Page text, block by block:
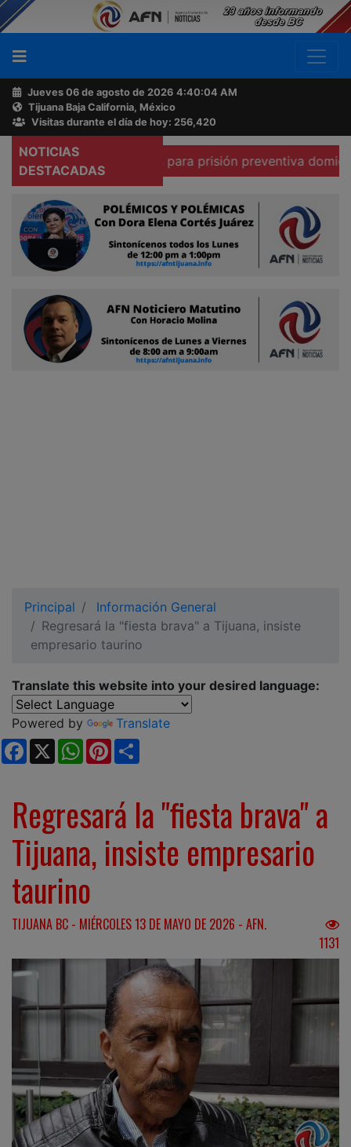
Jueves 06 de agosto de 2026 4:40:05 AM
Tijuana Baja California, México
Visitas durante el día de hoy: 256,420
NOTICIAS
DESTACADAS
condiciones para prisión preventiva domiciliaria
Principal
Información General
Regresará la "fiesta brava" a Tijuana, insiste
empresario taurino
Translate this website into your desired language:
Powered by
Translate
Facebook
X WhatsApp
Pinterest
Regresará la "fiesta brava" a
Tijuana, insiste empresario
taurino
TIJUANA BC - MIÉRCOLES 13 DE MAYO DE 2026 - AFN.
1131
Buscador
Acerca
de
AFN
Ventas
Contacto
Reportero
Ciudadano